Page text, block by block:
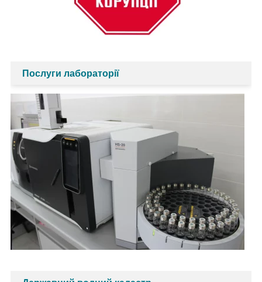
Послуги лабораторії